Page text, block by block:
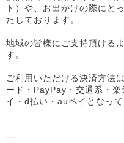
ト）や、お出かけの際にと
たしております。
地域の皆様にご支持頂ける
す。
ご利用いただける決済方法
ード・PayPay・交通系・
イ・d払い・auペイとなって
---